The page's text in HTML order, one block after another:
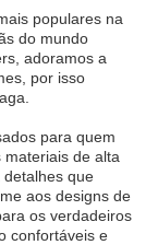
populares na
do mundo
adoramos a
por isso
para quem
materiais de alta
que
aos designs de
os verdadeiros
confortáveis e